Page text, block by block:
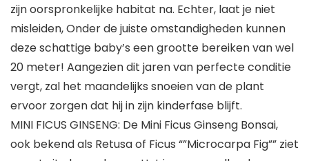
+/-
zijn oorspronkelijke habitat na. Echter, laat je niet
misleiden, Onder de juiste omstandigheden kunnen
deze schattige baby’s een grootte bereiken van wel
20 meter! Aangezien dit jaren van perfecte conditie
vergt, zal het maandelijks snoeien van de plant
ervoor zorgen dat hij in zijn kinderfase blijft.
MINI FICUS GINSENG: De Mini Ficus Ginseng Bonsai,
ook bekend als Retusa of Ficus “”Microcarpa Fig”” ziet